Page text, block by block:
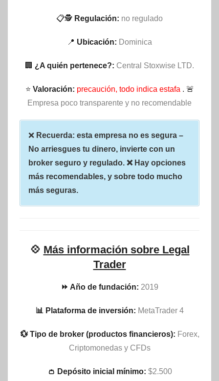
📋🕵 Regulación: no regulado
📍 Ubicación: Dominica
🏢 ¿A quién pertenece?: Central Stoxwise LTD.
⭐ Valoración: precaución, todo indica estafa . 🚨
Empresa poco transparente y no recomendable
❌ Recuerda: esta empresa no es segura –
No arriesgues tu dinero, invierte con un
broker seguro y regulado. ❌ Hay opciones
más recomendables, y sobre todo mucho
más seguras.
💠 Más información sobre Legal
Trader
⏩ Año de fundación: 2019
📊 Plataforma de inversión: MetaTrader 4
💱 Tipo de broker (productos financieros): Forex,
Criptomonedas y CFDs
👛 Depósito inicial mínimo: $2.500